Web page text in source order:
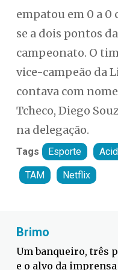
empatou em 0 a 0
se a dois pontos
campeonato. O
vice-campeão da
contava com
Tcheco, Diego
na delegação.
Tags Esporte
TAM Netflix
Fabiano Bordignon
Defesa Civil lança
contra o El Niño em